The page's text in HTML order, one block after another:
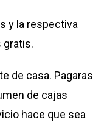
y la respectiva
gratis.
de casa. Pagaras
de cajas
hace que sea